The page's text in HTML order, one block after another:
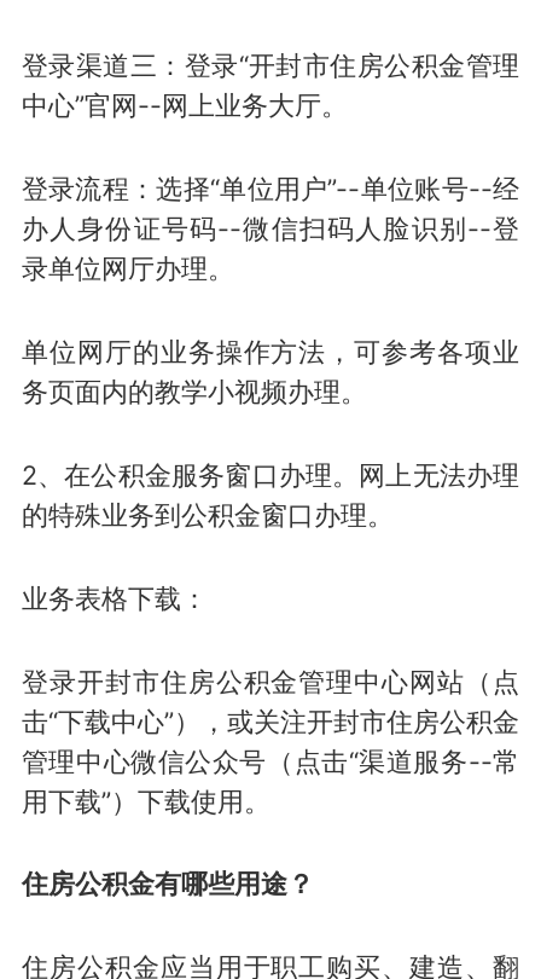
登录渠道三：登录“开封市住房公积金管理
中心”官网--网上业务大厅。
登录流程：选择“单位用户”--单位账号--经
办人身份证号码--微信扫码人脸识别--登
录单位网厅办理。
单位网厅的业务操作方法，可参考各项业
务页面内的教学小视频办理。
2、在公积金服务窗口办理。网上无法办理
的特殊业务到公积金窗口办理。
业务表格下载：
登录开封市住房公积金管理中心网站（点
击“下载中心”），或关注开封市住房公积金
管理中心微信公众号（点击“渠道服务--常
用下载”）下载使用。
住房公积金有哪些用途？
住房公积金应当用于职工购买、建造、翻